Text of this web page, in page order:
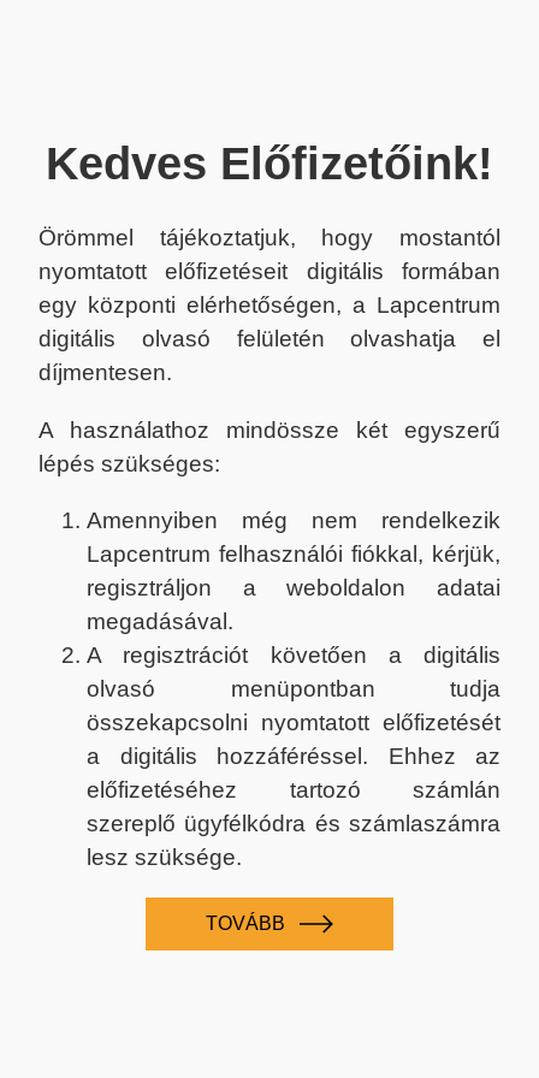
Kedves Előfizetőink!
Örömmel tájékoztatjuk, hogy mostantól
nyomtatott előfizetéseit digitális formában
egy központi elérhetőségen, a Lapcentrum
digitális olvasó felületén olvashatja el
díjmentesen.
A használathoz mindössze két egyszerű
lépés szükséges:
Amennyiben még nem rendelkezik
Lapcentrum felhasználói fiókkal, kérjük,
regisztráljon a weboldalon adatai
megadásával.
A regisztrációt követően a digitális
olvasó menüpontban tudja
összekapcsolni nyomtatott előfizetését
a digitális hozzáféréssel. Ehhez az
előfizetéséhez tartozó számlán
szereplő ügyfélkódra és számlaszámra
lesz szüksége.
TOVÁBB